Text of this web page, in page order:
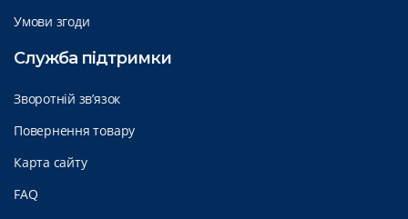
Умови згоди
Служба підтримки
Зворотній зв’язок
Повернення товару
Карта сайту
FAQ